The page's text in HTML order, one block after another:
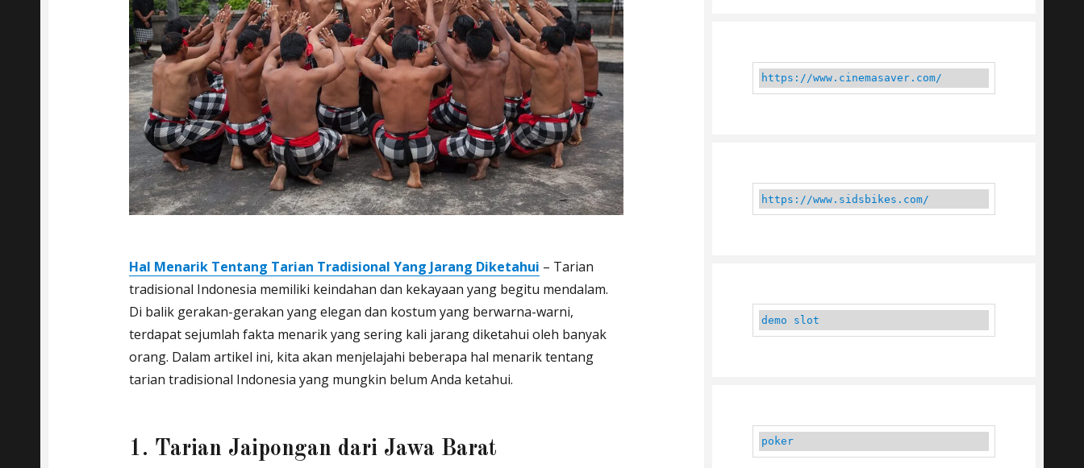
Hal Menarik Tentang Tarian Tradisional Yang Jarang Diketahui – Tarian
tradisional Indonesia memiliki keindahan dan kekayaan yang begitu mendalam.
Di balik gerakan-gerakan yang elegan dan kostum yang berwarna-warni,
terdapat sejumlah fakta menarik yang sering kali jarang diketahui oleh banyak
orang. Dalam artikel ini, kita akan menjelajahi beberapa hal menarik tentang
tarian tradisional Indonesia yang mungkin belum Anda ketahui.
1. Tarian Jaipongan dari Jawa Barat
https://www.cinemasaver.com/
https://www.sidsbikes.com/
demo slot
poker